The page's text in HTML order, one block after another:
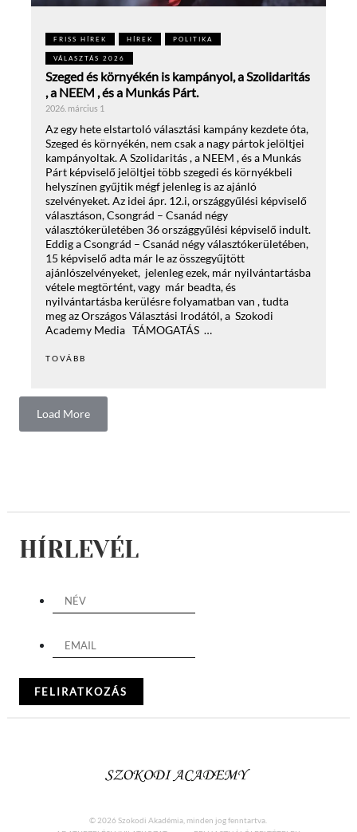
FRISS HÍREK HÍREK POLITIKA
VÁLASZTÁS 2026
Szeged és környékén is kampányol, a Szolidaritás
, a NEEM , és a Munkás Párt.
2026. március 1
Az egy hete elstartoló választási kampány kezdete óta,
Szeged és környékén, nem csak a nagy pártok jelöltjei
kampányoltak. A Szolidaritás , a NEEM , és a Munkás
Párt képviselő jelöltjei több szegedi és környékbeli
helyszínen gyűjtik mégf jelenleg is az ajánló
szelvényeket. Az idei ápr. 12.i, országgyűlési képviselő
választáson, Csongrád – Csanád négy
választókerületében 36 országgyűlési képviselő indult.
Eddig a Csongrád – Csanád négy választókerületében,
15 képviselő adta már le az összegyűjtött
ajánlószelvényeket, jelenleg ezek, már nyilvántartásba
vétele megtörtént, vagy már beadta, és
nyilvántartásba kerülésre folyamatban van , tudta
meg az Országos Választási Irodától, a Szokodi
Academy Media TÁMOGATÁS …
TOVÁBB
Load More
HÍRLEVÉL
© 2026 Szokodi Akadémia, minden jog fenntartva.